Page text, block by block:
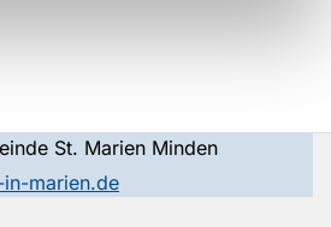
St. Marien Minden
marien.de